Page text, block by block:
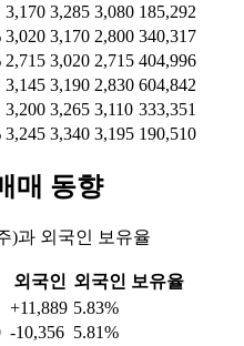
3,170 3,285 3,080 185,292
3,020 3,170 2,800 340,317
2,715 3,020 2,715 404,996
3,145 3,190 2,830 604,842
3,200 3,265 3,110 333,351
3,245 3,340 3,195 190,510
매 동향
)과 외국인 보유율
외국인 외국인 보유율
+11,889 5.83%
-10,356 5.81%